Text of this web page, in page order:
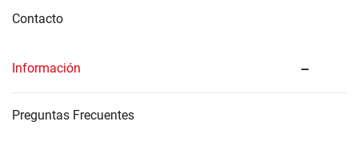
Contacto
Información
Preguntas Frecuentes